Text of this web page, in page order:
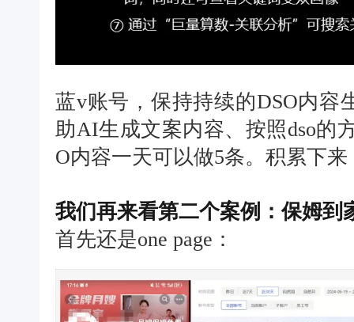
蓝v账号，保持持续的DSO内容
助AI生成文案内容、按照dso的
O内容一天可以做5条。积累下
我们再来看第二个案例：保姆到
首先还是one page：